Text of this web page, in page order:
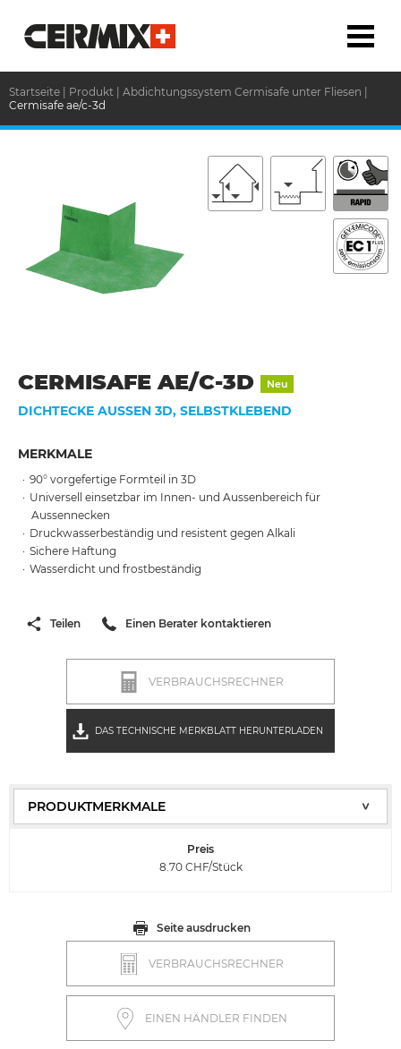
Startseite Produkt Abdichtungssystem Cermisafe unter Fliesen
Cermisafe ae/c-3d
CERMISAFE AE/C-3D Neu
DICHTECKE AUSSEN 3D, SELBSTKLEBEND
MERKMALE
90° vorgefertige Formteil in 3D
Universell einsetzbar im Innen- und Aussenbereich für
Aussennecken
Druckwasserbeständig und resistent gegen Alkali
Sichere Haftung
Wasserdicht und frostbeständig
Teilen Einen Berater kontaktieren
VERBRAUCHSRECHNER
DAS TECHNISCHE MERKBLATT HERUNTERLADEN
Preis
8.70 CHF/Stück
Seite ausdrucken
VERBRAUCHSRECHNER
EINEN HÄNDLER FINDEN